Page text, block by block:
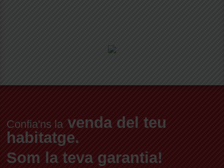
Confia'ns la venda del teu
habitatge.
Som la teva garantia!